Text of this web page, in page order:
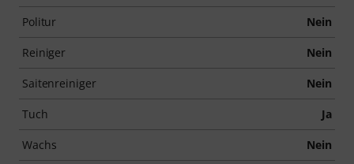
Politur Nein
Reiniger Nein
Saitenreiniger Nein
Tuch Ja
Wachs Nein